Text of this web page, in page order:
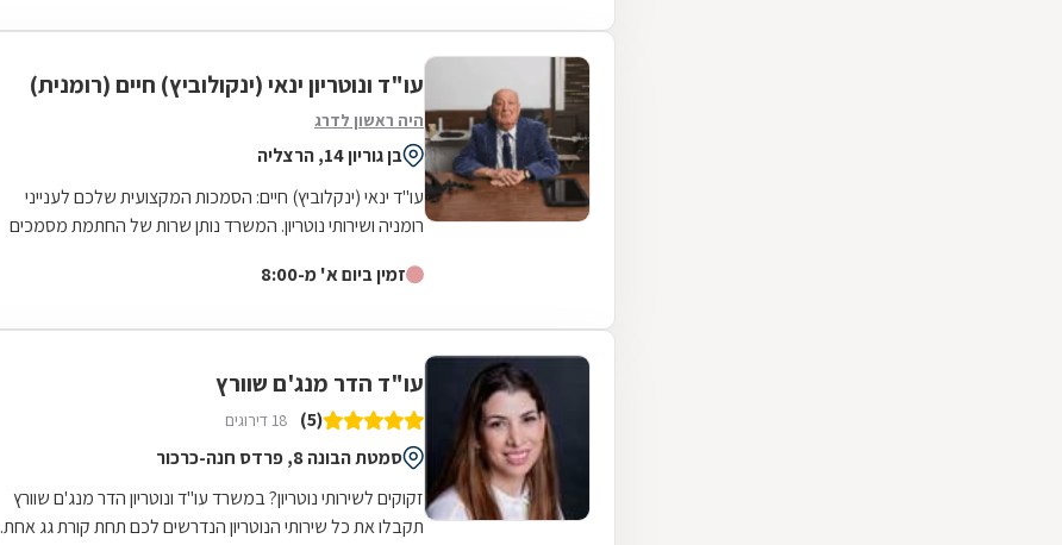
עו"ד ונוטריון ינאי (ינקולוביץ) חיים (רומנית)
היה ראשון לדרג
בן גוריון 14, הרצליה
עו"ד ינאי (ינקלוביץ) חיים: הסמכות המקצועית שלכם לענייני
רומניה ושירותי נוטריון. המשרד נותן שרות של החתמת מסמכים
זמין ביום א' מ-8:00
עו"ד הדר מנג'ם שוורץ
(5) 18 דירוגים
סמטת הבונה 8, פרדס חנה-כרכור
זקוקים לשירותי נוטריון? במשרד עו"ד ונוטריון הדר מנג'ם שוורץ
תקבלו את כל שירותי הנוטריון הנדרשים לכם תחת קורת גג אחת.